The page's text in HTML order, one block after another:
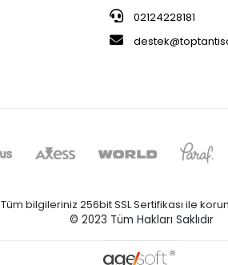
02124228181
Tüm bilgileriniz 256bit SSL Sertifikası ile
© 2023 Tüm Hakları Saklıdır